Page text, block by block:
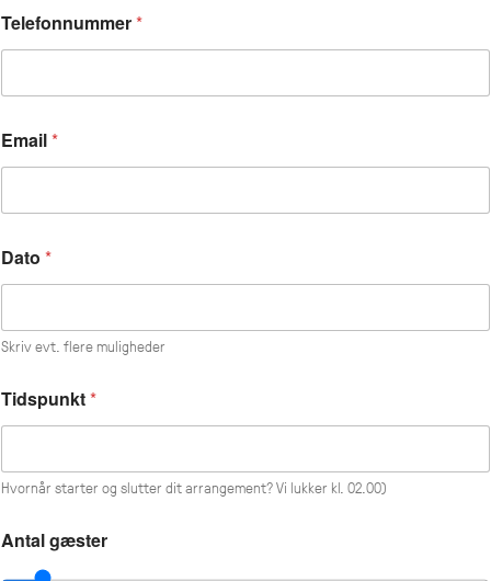
A
n
d
e
Telefonnummer*
Email*
Dato *
Skriv evt. flere muligheder
Tidspunkt*
Hvornår starter og slutter dit arrangement? Vi lukker kl. 02.00)
Antal gæster